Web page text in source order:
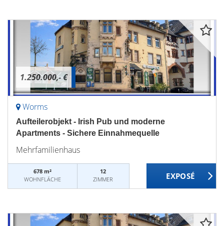
1.250.000,- €
Worms
Aufteilerobjekt - Irish Pub und moderne
Apartments - Sichere Einnahmequelle
Mehrfamilienhaus
678 m²
WOHNFLÄCHE
12
ZIMMER